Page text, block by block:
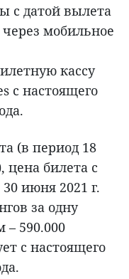
с датой вылета
мобильное
кассу
с настоящего
(в период 18
цена билета с
июня 2021 г.
за одну
– 590.000
с настоящего